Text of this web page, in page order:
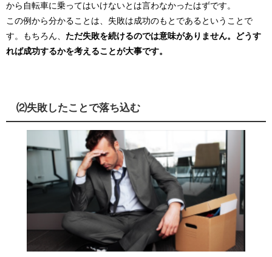
から自転車に乗ってはいけないとは言わなかったはずです。
この例から分かることは、失敗は成功のもとであるということで
す。もちろん、 ただ失敗を続けるのでは意味がありません。どうす
れば成功するかを考えることが大事です。
⑵失敗したことで落ち込む